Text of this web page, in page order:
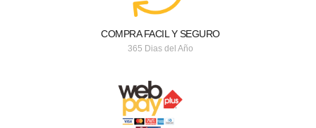
COMPRA FACIL Y SEGURO
365 Dias del Año